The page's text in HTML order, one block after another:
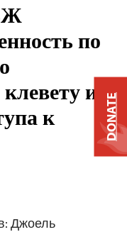
по
и
к
Джоель
DONATE